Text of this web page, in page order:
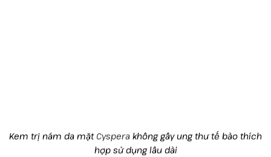
Kem trị nám da mặt Cyspera không gây ung thư tế bào thích
hợp sử dụng lâu dài